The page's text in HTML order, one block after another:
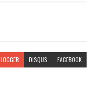
DISQUS FACEBOOK